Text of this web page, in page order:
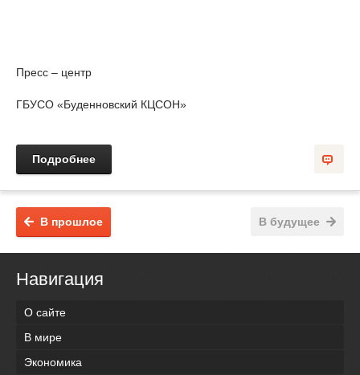
Пресс – центр
ГБУСО «Буденновский КЦСОН»
Подробнее
В будущее
В прошлое
Навигация
О сайте
В мире
Экономика